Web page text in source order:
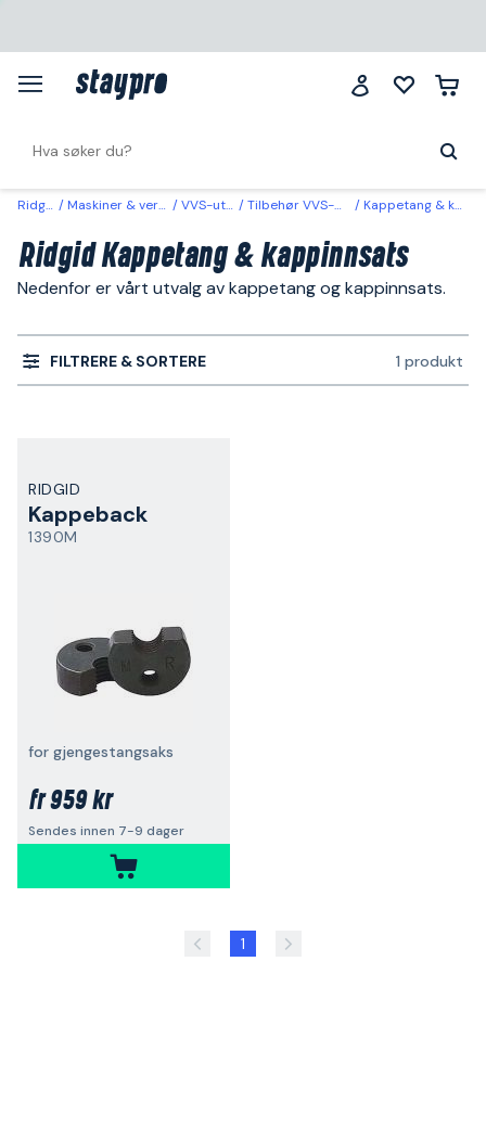
Ridgid Maskiner & verktøy VVS-utstyr Tilbehør VVS-maskiner Kappetang & kappinnsats
Ridgid Kappetang & kappinnsats
Nedenfor er vårt utvalg av kappetang og kappinnsats.
FILTRERE & SORTERE 1 produkt
RIDGID
Kappeback
1390M
for gjengestangsaks
fr959 kr
Sendes innen 7-9 dager
1